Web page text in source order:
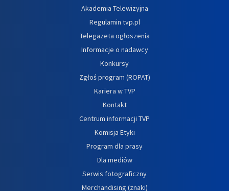
Akademia Telewizyjna
Regulamin tvp.pl
Telegazeta ogłoszenia
Informacje o nadawcy
Konkursy
Zgłoś program (ROPAT)
Kariera w TVP
Kontakt
Centrum informacji TVP
Komisja Etyki
Program dla prasy
Dla mediów
Serwis fotograficzny
Merchandising (znaki)